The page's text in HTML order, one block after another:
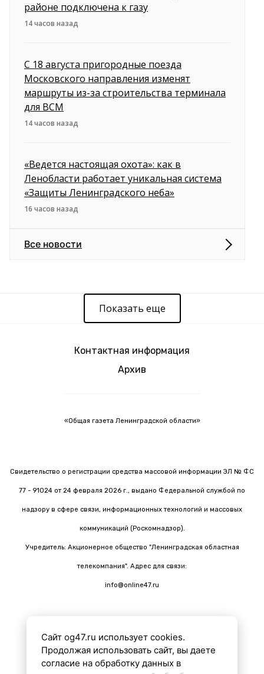
районе подключена к газу
14 часов назад
С 18 августа пригородные поезда
Московского направления изменят
маршруты из-за строительства терминала
для ВСМ
14 часов назад
«Ведется настоящая охота»: как в
Ленобласти работает уникальная система
«Защиты Ленинградского неба»
16 часов назад
Все новости
Показать еще
Контактная информация
Архив
«Общая газета Ленинградской области»
Свидетельство о регистрации средства массовой информации ЭЛ № ФС
77 - 91024 от 24 февраля 2026 г., выдано Федеральной службой по
надзору в сфере связи, информационных технологий и массовых
коммуникаций (Роскомнадзор).
Учредитель: Акционерное общество "Ленинградская областная
телекомпания". Адрес для связи:
info@online47.ru
Все материалы на сайте подготовлены с помощью ИИ
Сайт og47.ru использует cookies.
Продолжая использовать сайт, вы даете
согласие на обработку данных в